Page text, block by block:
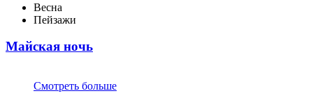
Весна
Пейзажи
Майская ночь
Смотреть больше